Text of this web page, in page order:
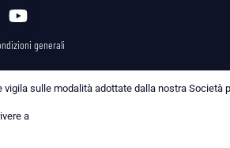
generali
sulle modalità adottate dalla nostra Società
a